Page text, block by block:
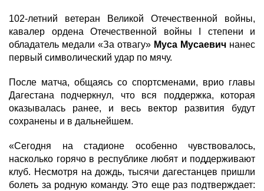
102-летний ветеран Великой Отечественной войны,
кавалер ордена Отечественной войны I степени и
обладатель медали «За отвагу» Муса Мусаевич нанес
первый символический удар по мячу.
После матча, общаясь со спортсменами, врио главы
Дагестана подчеркнул, что вся поддержка, которая
оказывалась ранее, и весь вектор развития будут
сохранены и в дальнейшем.
«Сегодня на стадионе особенно чувствовалось,
насколько горячо в республике любят и поддерживают
клуб. Несмотря на дождь, тысячи дагестанцев пришли
болеть за родную команду. Это еще раз подтверждает: